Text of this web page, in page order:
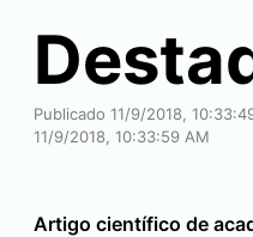
Publicado 11/9/2018,
11/9/2018, 10:33:59 AM
Artigo científico de